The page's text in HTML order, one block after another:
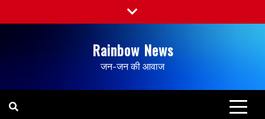
Rainbow News
जन-जन की आवाज